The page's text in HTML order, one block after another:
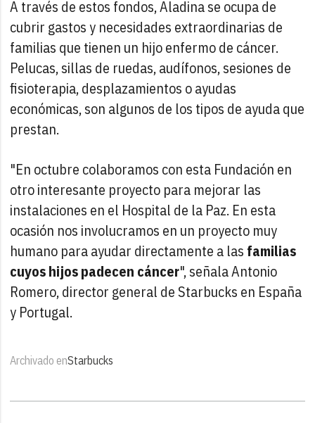
A través de estos fondos, Aladina se ocupa de
cubrir gastos y necesidades extraordinarias de
familias que tienen un hijo enfermo de cáncer.
Pelucas, sillas de ruedas, audífonos, sesiones de
fisioterapia, desplazamientos o ayudas
económicas, son algunos de los tipos de ayuda que
prestan.
"En octubre colaboramos con esta Fundación en
otro interesante proyecto para mejorar las
instalaciones en el Hospital de la Paz. En esta
ocasión nos involucramos en un proyecto muy
humano para ayudar directamente a las familias
cuyos hijos padecen cáncer", señala Antonio
Romero, director general de Starbucks en España
y Portugal.
Archivado enStarbucks